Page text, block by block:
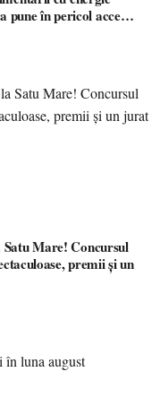
în pericol accesul
premii și un